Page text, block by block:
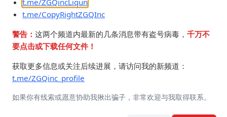
t.me/CopyRightZGQInc
警告： 这两个频道内最新的几条消息带有盗号病毒， 千万不
要点击或下载任何文件！
获取更多信息或关注后续进展，请访问我的新频道：
t.me/ZGQinc_profile
如果你有线索或愿意协助我揪出骗子，非常欢迎与我取得联系。